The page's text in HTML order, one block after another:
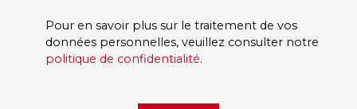
Pour en savoir plus sur le traitement de vos
données personnelles, veuillez consulter notre
politique de confidentialité.